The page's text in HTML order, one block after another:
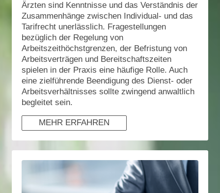
Ärzten sind Kenntnisse und das Verständnis der
Zusammenhänge zwischen Individual- und das
Tarifrecht unerlässlich. Fragestellungen
bezüglich der Regelung von
Arbeitszeithöchstgrenzen, der Befristung von
Arbeitsverträgen und Bereitschaftszeiten
spielen in der Praxis eine häufige Rolle. Auch
eine zielführende Beendigung des Dienst- oder
Arbeitsverhältnisses sollte zwingend anwaltlich
begleitet sein.
MEHR ERFAHREN